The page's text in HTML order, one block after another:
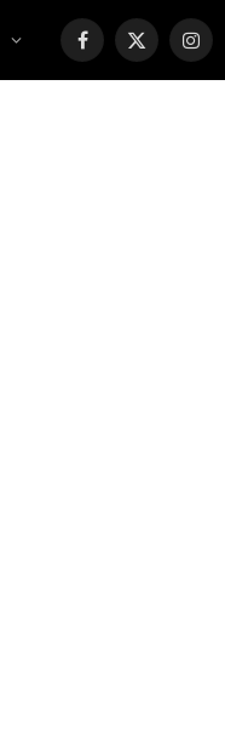
Facebook
X
(Twitter)